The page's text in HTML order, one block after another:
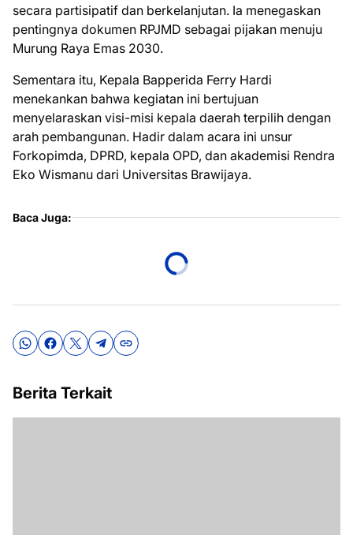
secara partisipatif dan berkelanjutan. Ia menegaskan
pentingnya dokumen RPJMD sebagai pijakan menuju
Murung Raya Emas 2030.
Sementara itu, Kepala Bapperida Ferry Hardi
menekankan bahwa kegiatan ini bertujuan
menyelaraskan visi-misi kepala daerah terpilih dengan
arah pembangunan. Hadir dalam acara ini unsur
Forkopimda, DPRD, kepala OPD, dan akademisi Rendra
Eko Wismanu dari Universitas Brawijaya.
Baca Juga:
Berita Terkait